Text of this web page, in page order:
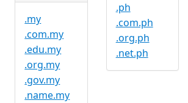
.my
.com.my
.edu.my
.org.my
.gov.my
.name.my
.ph
.com.ph
.org.ph
.net.ph